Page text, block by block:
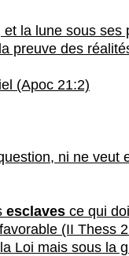
la lune sous
preuve des
(Apoc 21:2)
ni ne veut
esclaves ce qui
(II Thess
Loi mais sous la